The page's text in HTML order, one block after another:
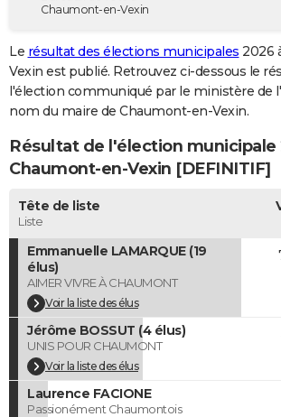
Destinations
City break
Voyage nature
Voyage de noces
Forum
GUIDES D'ACHAT
BONS PLANS
Carte de Noël
Carte Bonne année
Carte Saint-Valentin
Carte Pâques
Carte d'anniversaire
DICTIONNAIRE
Dictionnaire
Biographies
Citations
Expressions
Proverbes
PROGRAMME TV
COPAINS D'AVANT
S'inscrire
Se connecter
Lycées
Collèges
Primaires
Universités
Entreprises
Service militaire
Avis de recherche
AVIS DE DÉCÈS
FORUM
Bricolage
Lifestyle
Culture
Sport
Auto
Television
Voyage
Cinema
Chaumont-en-Vexin
Le résultat des élections municipales 2026
Vexin est publié. Retrouvez ci-dessous le
l'élection communiqué par le ministère de
nom du maire de Chaumont-en-Vexin.
Résultat de l'élection municipale
Chaumont-en-Vexin [DEFINITIF]
Tête de liste
Liste
Emmanuelle LAMARQUE (19
élus)
AIMER VIVRE À CHAUMONT
Voir la liste des élus
Jérôme BOSSUT (4 élus)
UNIS POUR CHAUMONT
Voir la liste des élus
Laurence FACIONE
Passionément Chaumontois